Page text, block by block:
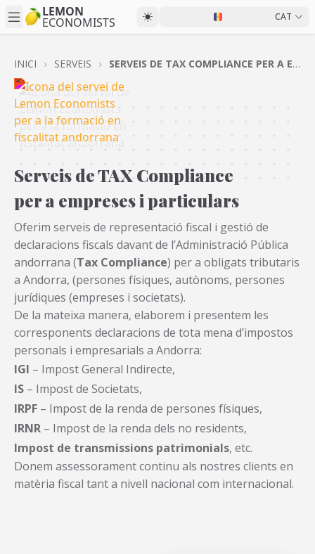
LEMON
ECONOMISTS CAT
INICI SERVEIS SERVEIS DE TAX COMPLIANCE PER A EMPRESES I PARTICULARS
Serveis de TAX Compliance
per a empreses i particulars
Oferim serveis de representació fiscal i gestió de
declaracions fiscals davant de l’Administració Pública
andorrana (Tax Compliance) per a obligats tributaris
a Andorra, (persones físiques, autònoms, persones
jurídiques (empreses i societats).
De la mateixa manera, elaborem i presentem les
corresponents declaracions de tota mena d’impostos
personals i empresarials a Andorra:
IGI – Impost General Indirecte,
IS – Impost de Societats,
IRPF – Impost de la renda de persones físiques,
IRNR – Impost de la renda dels no residents,
Impost de transmissions patrimonials, etc.
Donem assessorament continu als nostres clients en
matèria fiscal tant a nivell nacional com internacional.